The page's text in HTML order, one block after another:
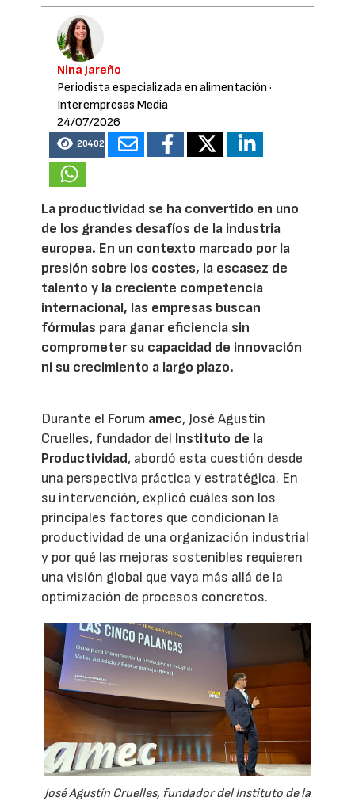
Nina Jareño
Periodista especializada en alimentación ·
Interempresas Media
24/07/2026
20402
La productividad se ha convertido en uno
de los grandes desafíos de la industria
europea. En un contexto marcado por la
presión sobre los costes, la escasez de
talento y la creciente competencia
internacional, las empresas buscan
fórmulas para ganar eficiencia sin
comprometer su capacidad de innovación
ni su crecimiento a largo plazo.
Durante el Forum amec, José Agustín
Cruelles, fundador del Instituto de la
Productividad, abordó esta cuestión desde
una perspectiva práctica y estratégica. En
su intervención, explicó cuáles son los
principales factores que condicionan la
productividad de una organización industrial
y por qué las mejoras sostenibles requieren
una visión global que vaya más allá de la
optimización de procesos concretos.
José Agustín Cruelles, fundador del Instituto de la